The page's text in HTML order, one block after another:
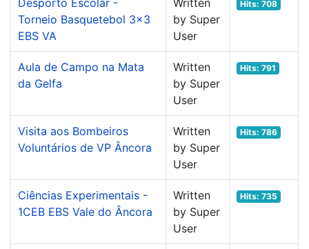
Desporto Escolar -
Torneio Basquetebol 3x3
EBS VA
Written
by Super
User
Hits: 708
Aula de Campo na Mata
da Gelfa
Written
by Super
User
Hits: 791
Visita aos Bombeiros
Voluntários de VP Âncora
Written
by Super
User
Hits: 786
Ciências Experimentais -
1CEB EBS Vale do Âncora
Written
by Super
User
Hits: 735